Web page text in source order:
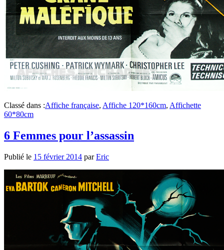
Classé dans :Affiche française, Affiche 120*160cm, Affichette
60*80cm
6 Femmes pour l’assassin
Publié le 15 février 2014 parEric